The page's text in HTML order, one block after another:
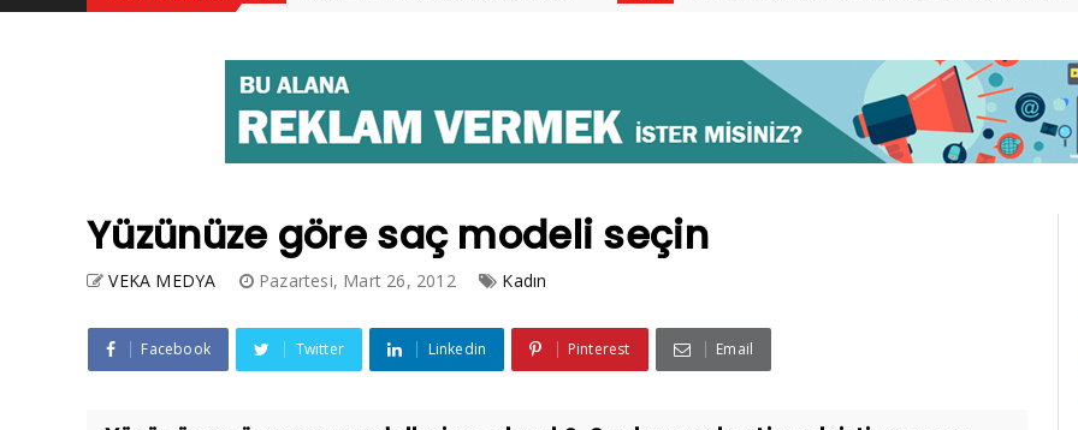
Yüzünüze göre saç modeli seçin
VEKA MEDYA Pazartesi, Mart 26, 2012 Kadın
Facebook Twitter Linkedin Pinterest Email